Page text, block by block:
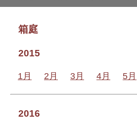
箱庭
2015
1月 2月 3月 4月 5月
2016